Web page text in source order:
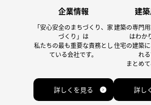
企業情報
「安心安全のまちづくり、家
づくり」は
私たちの最も重要な責務とし
ている会社です。
詳しくを見る
建
建築の専門
はわか
住宅の建築
れ
まとめ
詳し